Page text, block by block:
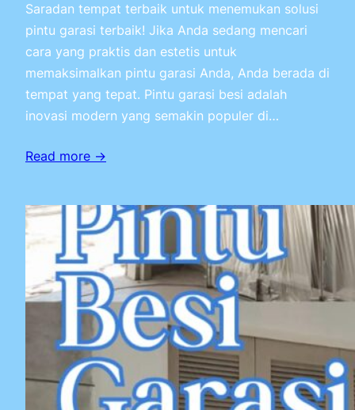
Saradan tempat terbaik untuk menemukan solusi
pintu garasi terbaik! Jika Anda sedang mencari
cara yang praktis dan estetis untuk
memaksimalkan pintu garasi Anda, Anda berada di
tempat yang tepat. Pintu garasi besi adalah
inovasi modern yang semakin populer di…
Read more →